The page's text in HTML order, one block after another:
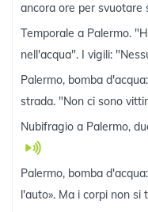
ancora ore per svuotare
Temporale a Palermo.
nell'acqua". I vigili:
Palermo, bomba
strada. "Non ci sono
Nubifragio a Palermo,
Palermo, bomba
l'auto». Ma i corpi non si